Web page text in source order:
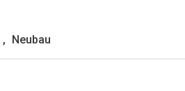
, Neubau